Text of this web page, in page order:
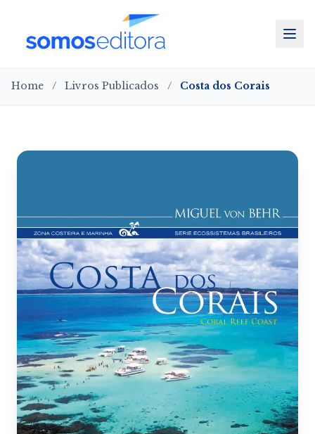
Home / Livros Publicados / Costa dos Corais